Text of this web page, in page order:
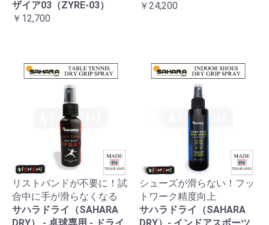
ザイア03（ZYRE-03）
￥12,700
￥24,200
リストバンドが不要に！試
合中に手が滑らなくなる
サハラドライ（SAHARA
シューズが滑らない！フッ
トワーク精度向上
サハラドライ（SAHARA